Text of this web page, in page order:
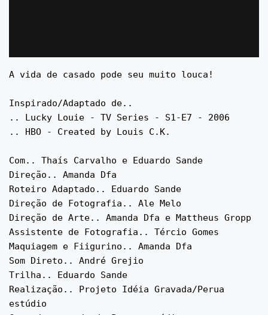
A vida de casado pode seu muito louca!
Inspirado/Adaptado de..
.. Lucky Louie - TV Series - S1-E7 - 2006
.. HBO - Created by Louis C.K.
Com.. Thaís Carvalho e Eduardo Sande
Direção.. Amanda Dfa
Roteiro Adaptado.. Eduardo Sande
Direção de Fotografia.. Ale Melo
Direção de Arte.. Amanda Dfa e Mattheus Gropp
Assistente de Fotografia.. Tércio Gomes
Maquiagem e Fiigurino.. Amanda Dfa
Som Direto.. André Grejio
Trilha.. Eduardo Sande
Realização.. Projeto Idéia Gravada/Perua
estúdio